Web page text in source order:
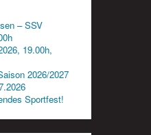
– SSV
19.00h,
2026/2027
Sportfest!